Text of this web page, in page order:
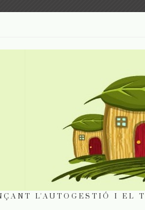
L'AUTOGESTIÓ I EL